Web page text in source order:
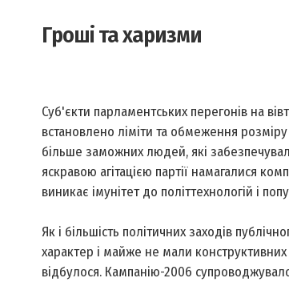
Гроші та харизми
Суб'єкти парламентських перегонів на
встановлено ліміти та обмеження
більше заможних людей, які
яскравою агітацією партії намагалися
виникає імунітет до політтехнологій і
Як і більшість політичних заходів
характер і майже не мали
відбулося. Кампанію-2006